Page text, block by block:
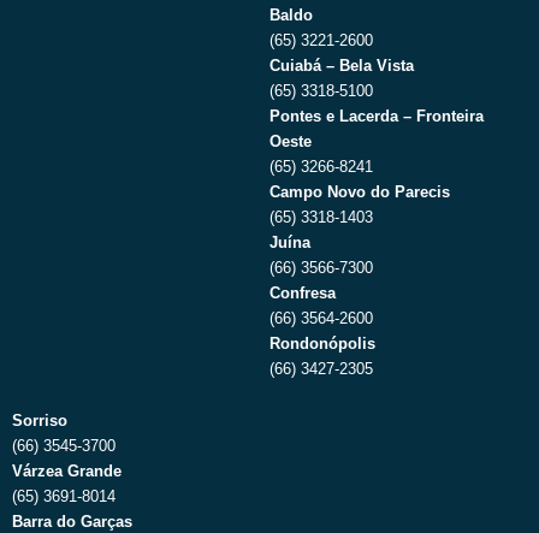
Baldo
(65) 3221-2600
Cuiabá – Bela Vista
(65) 3318-5100
Pontes e Lacerda – Fronteira
Oeste
(65) 3266-8241
Campo Novo do Parecis
(65) 3318-1403
Juína
(66) 3566-7300
Confresa
(66) 3564-2600
Rondonópolis
(66) 3427-2305
Sorriso
(66) 3545-3700
Várzea Grande
(65) 3691-8014
Barra do Garças